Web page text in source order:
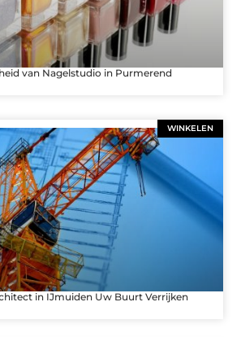
van Nagelstudio in Purmerend
WINKELEN
in IJmuiden Uw Buurt Verrijken